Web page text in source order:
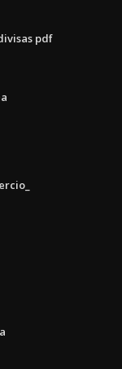
pdf